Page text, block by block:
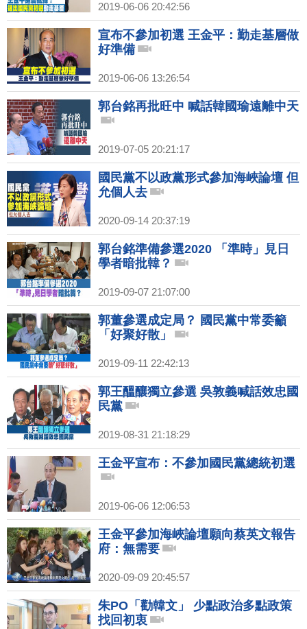
2019-06-06 20:42:56
宣布不參加初選 王金平：勤走基層做
好準備
2019-06-06 13:26:54
郭台銘再批旺中 喊話韓國瑜遠離中天
2019-07-05 20:21:17
國民黨不以政黨形式參加海峽論壇 但
允個人去
2020-09-14 20:37:19
郭台銘準備參選2020 「準時」見日
學者暗批韓？
2019-09-07 21:07:00
郭董參選成定局？ 國民黨中常委籲
「好聚好散」
2019-09-11 22:42:13
郭王醞釀獨立參選 吳敦義喊話效忠國
民黨
2019-08-31 21:18:29
王金平宣布：不參加國民黨總統初選
2019-06-06 12:06:53
王金平參加海峽論壇願向蔡英文報告
府：無需要
2020-09-09 20:45:57
朱PO「勸韓文」 少點政治多點政策
找回初衷